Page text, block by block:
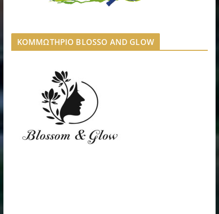
ΚΟΜΜΩΤΗΡΙΟ BLOSSO AND GLOW